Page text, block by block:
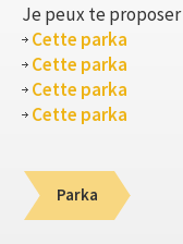
Je peux te proposer
Cette parka
Cette parka
Cette parka
Cette parka
Parka